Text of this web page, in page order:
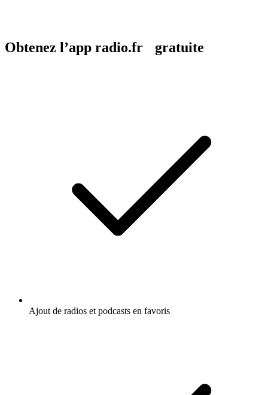
Obtenez l’app radio.fr gratuite
Ajout de radios et podcasts en favoris